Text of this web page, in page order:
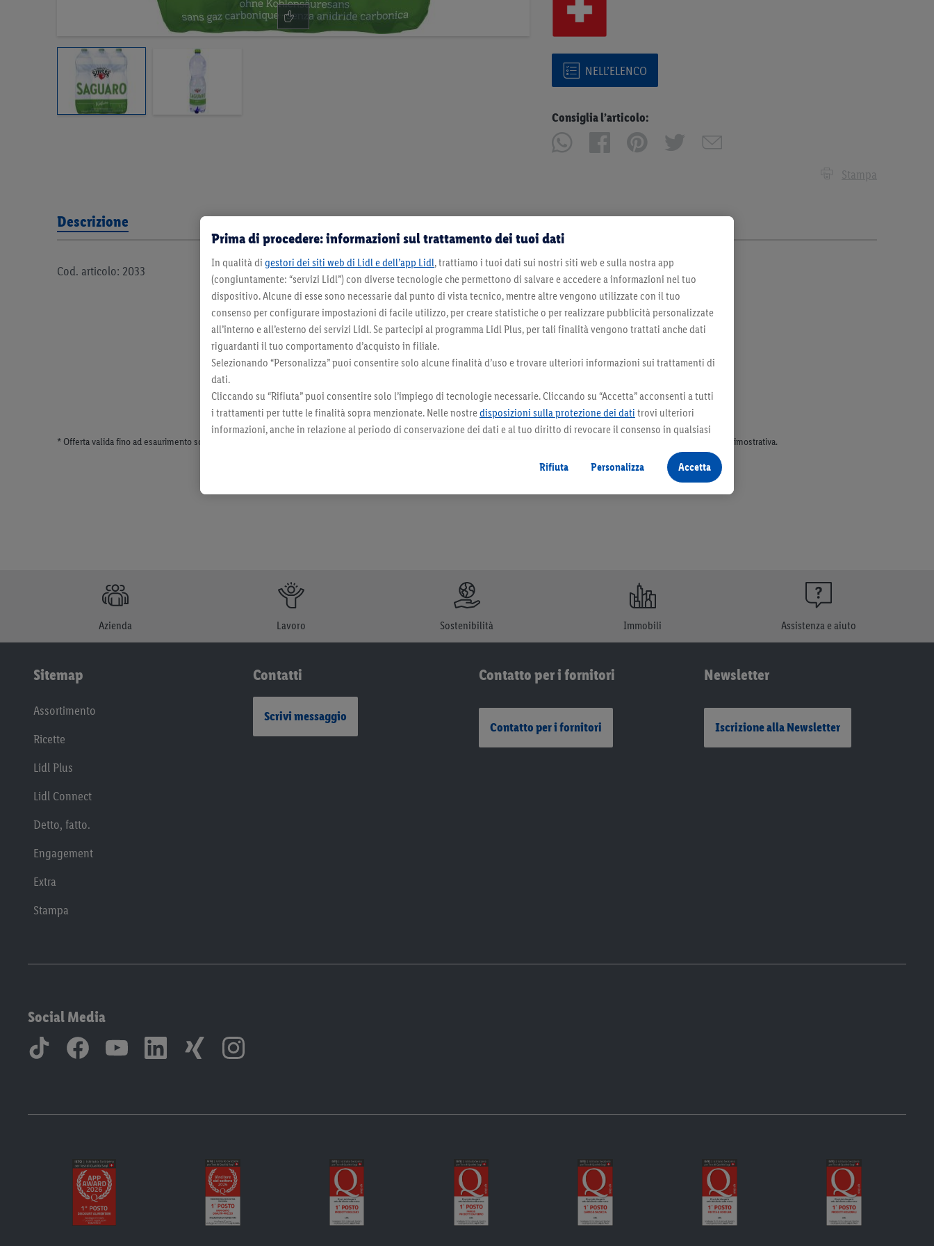
NELL’ELENCO
Consiglia l’articolo:
Stampa
Descrizione
Cod. articolo: 2033
* Offerta valida fino ad esaurimento scorte. Tutti i prezzi senza decorazioni. I prodotti qui reclamizzati, soprattutto quelli non-food, non fanno sempre parte dell’assortimento. Ill. dimostrativa.
Azienda Lavoro Sostenibilità Immobili Assistenza e aiuto
Sitemap
Assortimento
Ricette
Lidl Plus
Lidl Connect
Detto, fatto.
Engagement
Extra
Stampa
Contatti
Scrivi messaggio
Contatto per i fornitori
Contatto per i fornitori
Newsletter
Iscrizione alla Newsletter
Social Media
Prima di procedere: informazioni sul trattamento dei tuoi dati
In qualità di gestori dei siti web di Lidl e dell’app Lidl, trattiamo i tuoi dati sui nostri siti web e sulla nostra app
(congiuntamente: “servizi Lidl”) con diverse tecnologie che permettono di salvare e accedere a informazioni nel tuo
dispositivo. Alcune di esse sono necessarie dal punto di vista tecnico, mentre altre vengono utilizzate con il tuo
consenso per configurare impostazioni di facile utilizzo, per creare statistiche o per realizzare pubblicità personalizzate
all’interno e all’esterno dei servizi Lidl. Se partecipi al programma Lidl Plus, per tali finalità vengono trattati anche dati
riguardanti il tuo comportamento d’acquisto in filiale.
Selezionando “Personalizza” puoi consentire solo alcune finalità d’uso e trovare ulteriori informazioni sui trattamenti di
dati.
Cliccando su “Rifiuta” puoi consentire solo l’impiego di tecnologie necessarie. Cliccando su “Accetta” acconsenti a tutti
i trattamenti per tutte le finalità sopra menzionate. Nelle nostredisposizioni sulla protezione dei dati trovi ulteriori
informazioni, anche in relazione al periodo di conservazione dei dati e al tuo diritto di revocare il consenso in qualsiasi
Rifiuta
Personalizza Accetta